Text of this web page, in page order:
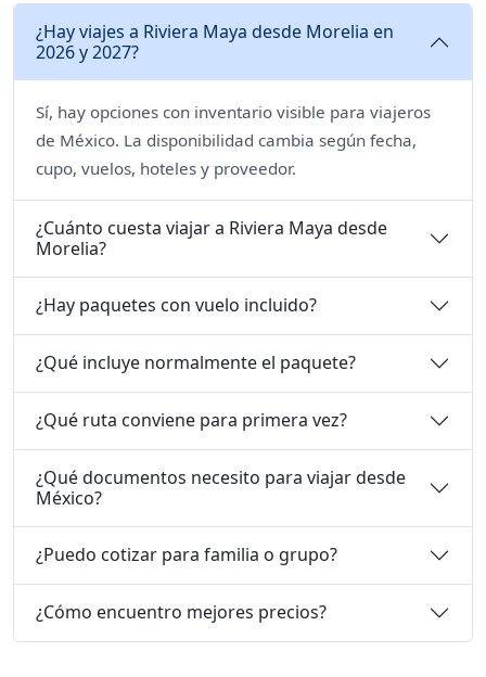
¿Hay viajes a Riviera Maya desde Morelia en
2026 y 2027?
Sí, hay opciones con inventario visible para viajeros
de México. La disponibilidad cambia según fecha,
cupo, vuelos, hoteles y proveedor.
¿Cuánto cuesta viajar a Riviera Maya desde
Morelia?
¿Hay paquetes con vuelo incluido?
¿Qué incluye normalmente el paquete?
¿Qué ruta conviene para primera vez?
¿Qué documentos necesito para viajar desde
México?
¿Puedo cotizar para familia o grupo?
¿Cómo encuentro mejores precios?